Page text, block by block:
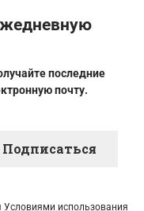
последние
почту.
Условиями использования